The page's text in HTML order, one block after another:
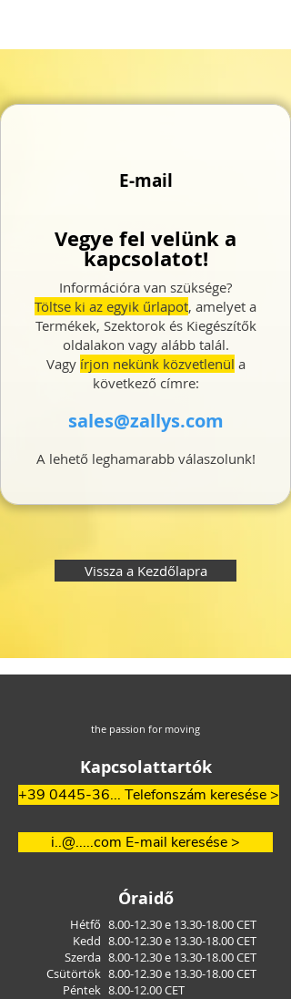
E-mail
Vegye fel velünk a
kapcsolatot!
Információra van szüksége?
Töltse ki az egyik űrlapot, amelyet a
Termékek, Szektorok és Kiegészítők
oldalakon vagy alább talál.
Vagy írjon nekünk közvetlenül a
következő címre:
sales@zallys.com
A lehető leghamarabb válaszolunk!
Vissza a Kezdőlapra
the passion for moving
Kapcsolattartók
+39 0445-36... Telefonszám keresése >
i..@.....com E-mail keresése >
Óraidő
Hétfő
Kedd
Szerda
Csütörtök
Péntek
8.00-12.30e 13.30-18.00CET
8.00-12.30e 13.30-18.00CET
8.00-12.30e 13.30-18.00CET
8.00-12.30e 13.30-18.00CET
8.00-12.00CET